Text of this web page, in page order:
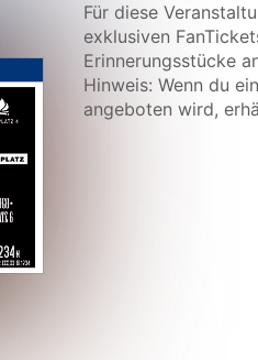
Für diese
exklusiven
Erinnerungsstücke
Hinweis: Wenn du
angeboten wird,